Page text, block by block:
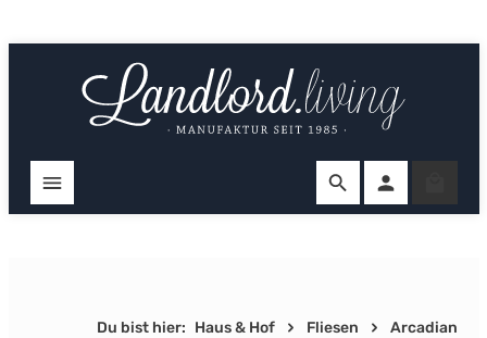
Du bist hier: Haus & Hof Fliesen Arcadian